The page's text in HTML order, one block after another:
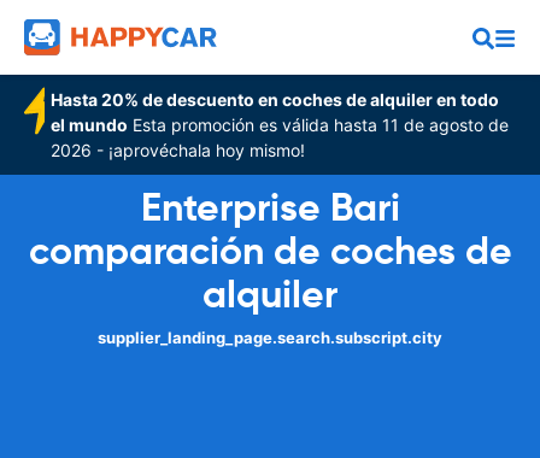
Hasta 20% de descuento en coches de alquiler en todo
el mundo Esta promoción es válida hasta 11 de agosto de
2026 - ¡aprovéchala hoy mismo!
Enterprise Bari
comparación de coches de
alquiler
supplier_landing_page.search.subscript.city